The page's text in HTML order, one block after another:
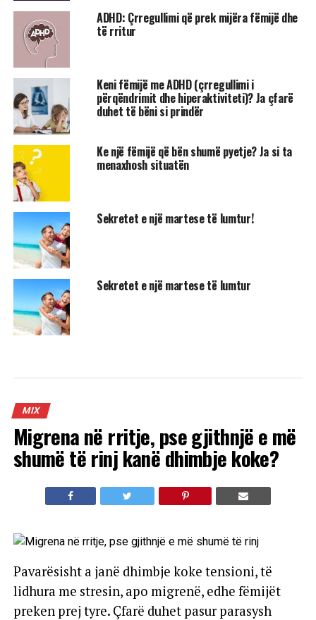
ADHD: Çrregullimi që prek mijëra fëmijë dhe
të rritur
Keni fëmijë me ADHD (çrregullimi i
përqëndrimit dhe hiperaktiviteti)? Ja çfarë
duhet të bëni si prindër
Ke një fëmijë që bën shumë pyetje? Ja si ta
menaxhosh situatën
Sekretet e një martese të lumtur!
Sekretet e një martese të lumtur
MIX
Migrena në rritje, pse gjithnjë e më
shumë të rinj kanë dhimbje koke?
Pavarësisht a janë dhimbje koke tensioni, të
lidhura me stresin, apo migrenë, edhe fëmijët
preken prej tyre. Çfarë duhet pasur parasysh